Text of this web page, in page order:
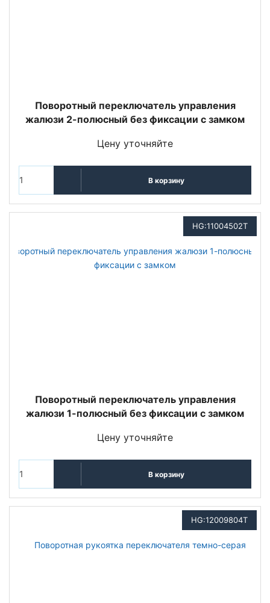
Поворотный переключатель управления
жалюзи 2-полюсный без фиксации с замком
Цену уточняйте
В корзину
HG:11004502T
Поворотный переключатель управления
жалюзи 1-полюсный без фиксации с замком
Цену уточняйте
В корзину
HG:12009804Т